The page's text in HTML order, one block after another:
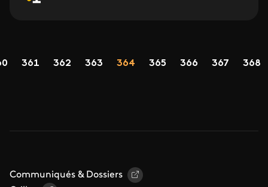
Page
361 Page
362 Page
363 Page
364 Page
365 Page
366 Page
367 Page
368
Communiqués & Dossiers